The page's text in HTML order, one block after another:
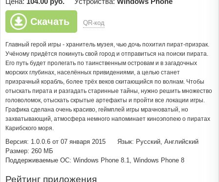
Скачать QR-код
Главный герой игры - хранитель музея, чью дочь похитил пират-призрак.
Учёному придётся покинуть свой город и отправиться на поиски пирата.
Его путь будет пролегать по таинственным островам и в загадочных
морских глубинах, населённых привидениями, а целью станет
призрачный корабль, более трёх веков скитающийся по волнам. Чтобы
отыскать пирата и разгадать старинные тайны, нужно решить множество
головоломок, отыскать скрытые артефакты и пройти все локации игры.
Графика сделана очень красиво, геймплей игры мрачноватый, но
захватывающий, атмосфера немного напоминает киноэпопею о пиратах
Карибского моря.
Версия: 1.0.0.6 от 07 января 2015
Язык: Русский, Английский
Размер: 260 МБ
Поддерживаемые ОС: Windows Phone 8.1, Windows Phone 8
Рейтинг приложения